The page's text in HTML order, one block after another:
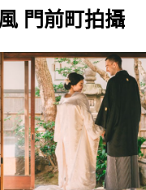
門前町拍攝